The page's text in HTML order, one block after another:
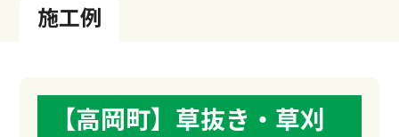
施工例
【高岡町】草抜き・草刈